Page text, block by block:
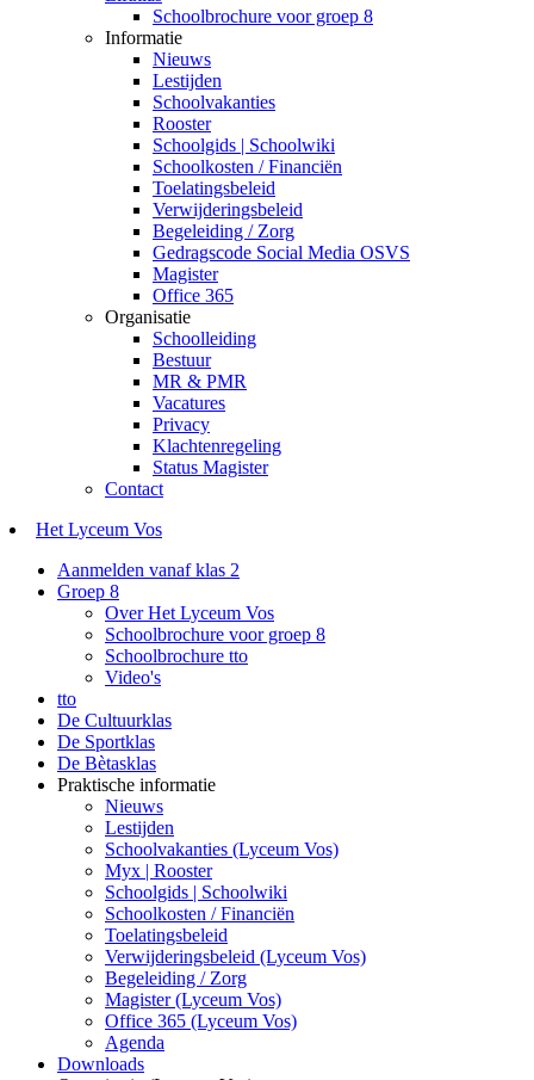
Schoolbrochure voor groep 8
Informatie
Nieuws
Lestijden
Schoolvakanties
Rooster
Schoolgids | Schoolwiki
Schoolkosten / Financiën
Toelatingsbeleid
Verwijderingsbeleid
Begeleiding / Zorg
Gedragscode Social Media OSVS
Magister
Office 365
Organisatie
Schoolleiding
Bestuur
MR & PMR
Vacatures
Privacy
Klachtenregeling
Status Magister
Contact
Het Lyceum Vos
Aanmelden vanaf klas 2
Groep 8
Over Het Lyceum Vos
Schoolbrochure voor groep 8
Schoolbrochure tto
Video's
tto
De Cultuurklas
De Sportklas
De Bètasklas
Praktische informatie
Nieuws
Lestijden
Schoolvakanties (Lyceum Vos)
Myx | Rooster
Schoolgids | Schoolwiki
Schoolkosten / Financiën
Toelatingsbeleid
Verwijderingsbeleid (Lyceum Vos)
Begeleiding / Zorg
Magister (Lyceum Vos)
Office 365 (Lyceum Vos)
Agenda
Downloads